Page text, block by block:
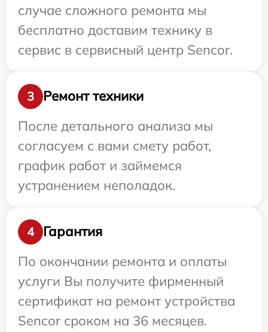
случае сложного ремонта мы
бесплатно доставим технику в
сервис в сервисный центр Sencor.
3
Ремонт техники
После детального анализа мы
согласуем с вами смету работ,
график работ и займемся
устранением неполадок.
4
Гарантия
По окончании ремонта и оплаты
услуги Вы получите фирменный
сертификат на ремонт устройства
Sencor сроком на 36 месяцев.